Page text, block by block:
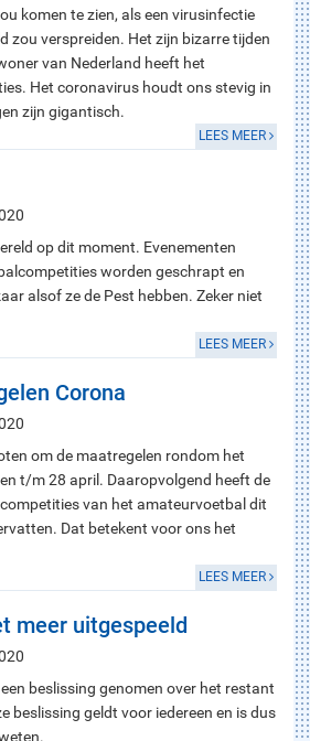
komen te zien, als een virusinfectie
zou verspreiden. Het zijn bizarre tijden
van Nederland heeft het
Het coronavirus houdt ons stevig in
zijn gigantisch.
LEES MEER
op dit moment. Evenementen
worden geschrapt en
alsof ze de Pest hebben. Zeker niet
LEES MEER
Corona
om de maatregelen rondom het
t/m 28 april. Daaropvolgend heeft de
van het amateurvoetbal dit
Dat betekent voor ons het
LEES MEER
meer uitgespeeld
beslissing genomen over het restant
beslissing geldt voor iedereen en is dus